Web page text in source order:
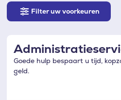
Filter
uw
Filter uw voorkeuren
Goede hulp bespaart u tijd,
geld.